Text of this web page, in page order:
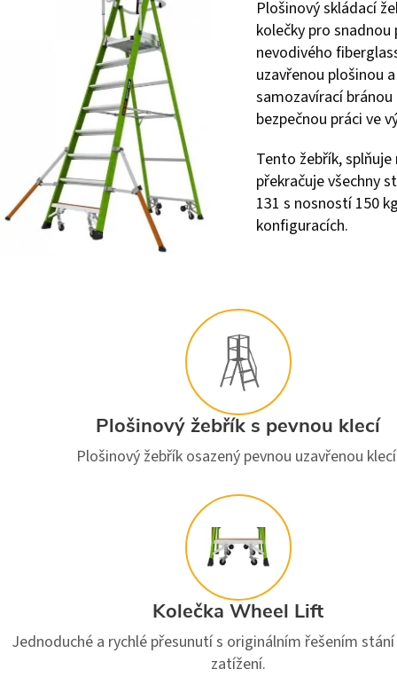
Plošinový skládací
kolečky pro snadnou
nevodivého
uzavřenou plošinou a
samozavírací bránou
bezpečnou práci ve
Tento žebřík, splňuje
překračuje všechny
131 s nosností 150
konfiguracích.
Plošinový žebřík s pevnou klecí
Plošinový žebřík osazený pevnou uzavřenou
Kolečka Wheel Lift
Jednoduché a rychlé přesunutí s originálním řešením
zatížení.